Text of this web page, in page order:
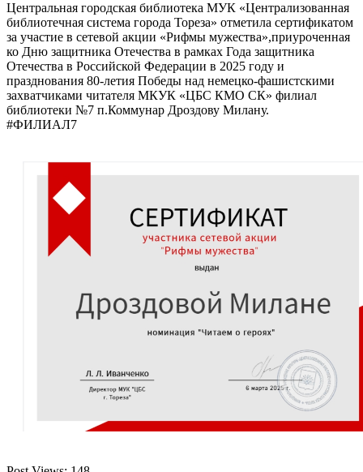
Центральная городская библиотека МУК «Централизованная
библиотечная система города Тореза» отметила сертификатом
за участие в сетевой акции «Рифмы мужества»,приуроченная
ко Дню защитника Отечества в рамках Года защитника
Отечества в Российской Федерации в 2025 году и
празднования 80-летия Победы над немецко-фашистскими
захватчиками читателя МКУК «ЦБС КМО СК» филиал
библиотеки №7 п.Коммунар Дроздову Милану.
#ФИЛИАЛ7